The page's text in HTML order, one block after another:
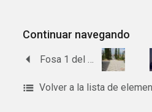
Continuar navegando
Volver a la lista de